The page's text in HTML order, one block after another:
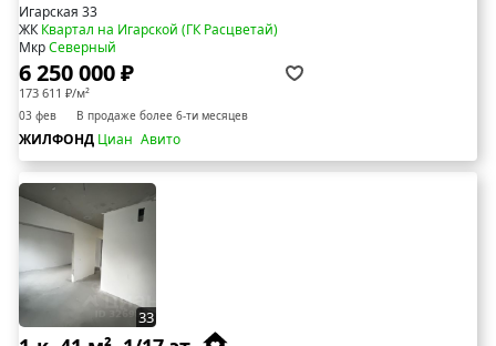
Игарская 33
ЖККвартал на Игарской (ГК Расцветай)
МкрСеверный
6 250 000 ₽
173 611 ₽/м²
03 фев В продаже более 6-ти месяцев
ЖИЛФОНД Циан Авито
33